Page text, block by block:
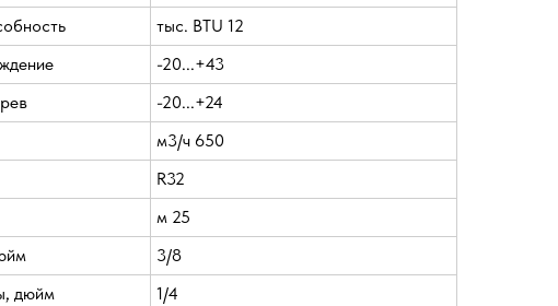
тыс. BTU 12
-20...+43
-20...+24
м3/ч 650
R32
м 25
3/8
дюйм
1/4